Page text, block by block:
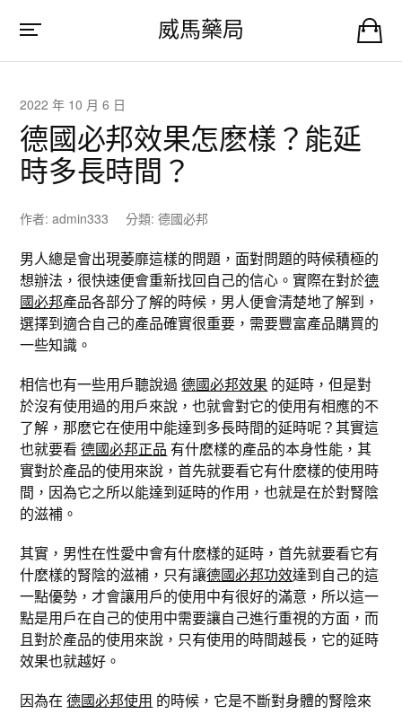
威馬藥局
2022 年 10 月 6 日
德國必邦效果怎麽樣？能延
時多長時間？
作者:admin333 分類: 德國必邦
男人總是會出現萎靡這樣的問題，面對問題的時候積極的
想辦法，很快速便會重新找回自己的信心。實際在對於德
國必邦產品各部分了解的時候，男人便會清楚地了解到，
選擇到適合自己的產品確實很重要，需要豐富產品購買的
一些知識。
相信也有一些用戶聽說過德國必邦效果 的延時，但是對
於沒有使用過的用戶來說，也就會對它的使用有相應的不
了解，那麽它在使用中能達到多長時間的延時呢？其實這
也就要看德國必邦正品 有什麽樣的產品的本身性能，其
實對於產品的使用來說，首先就要看它有什麽樣的使用時
間，因為它之所以能達到延時的作用，也就是在於對腎陰
的滋補。
其實，男性在性愛中會有什麽樣的延時，首先就要看它有
什麽樣的腎陰的滋補，只有讓德國必邦功效達到自己的這
一點優勢，才會讓用戶的使用中有很好的滿意，所以這一
點是用戶在自己的使用中需要讓自己進行重視的方面，而
且對於產品的使用來說，只有使用的時間越長，它的延時
效果也就越好。
因為在德國必邦使用 的時候，它是不斷對身體的腎陰來